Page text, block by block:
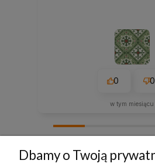
0 0
w tym miesiącu
Dbamy o Twoją